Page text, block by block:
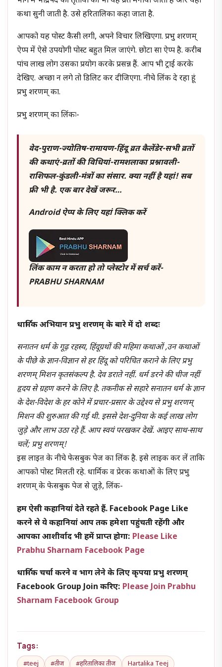
कथा सुनी जाती है. उसे हरितालिका कहा जाता है.
आपको यह पोस्ट कैसी लगी, अपने विचार लिखिएगा. प्रभु शरणम्
ऐप्प में ऐसे उपयोगी पोस्ट बहुत मिल जाएंगे. छोटा सा ऐप्प है. करीब
पांच लाख लोग उसका प्रयोग करके प्रसन्न हैं. आप भी ट्राई करके
देखिए. अच्छा न लगे तो डिलिट कर दीजिएगा. नीचे लिंक दे रहा हूं
प्रभु शरणम् का.
प्रभु शरणम् का लिंकः-
वेद-पुराण-ज्योतिष-रामायण-हिंदू व्रत कैलेंडेर-सभी व्रतों
की कथाएं-व्रतों की विधियां-रामशलाका प्रश्नावली-
राशिफल-कुंडली-मंत्रों का संसार. क्या नहीं है यहां! सब
फ्री भी है. एक बार देखें जरूर…
Android ऐप्प के लिए यहां क्लिक करें
लिंक काम न करता हो तो प्लेस्टोर में सर्च करें-
PRABHU SHARNAM
धार्मिक अभियान प्रभु शरणम् के बारे में दो शब्दः
सनातन धर्म के गूढ़ रहस्य, हिंदूग्रथों की महिमा कथाओं ,उन कथाओं
के पीछे के ज्ञान-विज्ञान से हर हिंदू को परिचित कराने के लिए प्रभु
शरणम् मिशन कृतसंकल्प है. देव डराते नहीं. धर्म डरने की चीज नहीं
हृदय से ग्रहण करने के लिए है. तकनीक से सहारे सनातन धर्म के ज्ञान
के देश-विदेश के हर कोने में प्रचार-प्रसार के उद्देश्य से प्रभु शरणम्
मिशन की शुरुआत की गई थी. इससे देश-दुनिया के कई लाख लोग
जुड़े और लाभ उठा रहे हैं. आप स्वयं परखकर देखें. आइए साथ-साथ
चलें; प्रभु शरणम्!
इस लाइऩ के नीचे फेसबुक पेज का लिंक है. इसे लाइक कर लें ताकि
आपको पोस्ट मिलती रहे. धार्मिक व प्रेरक कथाओं के लिए प्रभु
शरणम् के फेसबुक पेज से जु़ड़े, लिंक-
हम ऐसी कहानियां देते रहते हैं. Facebook Page Like
करने से ये कहानियां आप तक हमेशा पहुंचती रहेंगी और
आपका आशीर्वाद भी हमें प्राप्त होगा: Please Like
Prabhu Sharnam Facebook Page
धार्मिक चर्चा करने व भाग लेने के लिए कृपया प्रभु शरणम्
Facebook Group Join करिए: Please Join Prabhu
Sharnam Facebook Group
Tags:
#teej #तीज #हरितालिका तीज Hartalika Teej